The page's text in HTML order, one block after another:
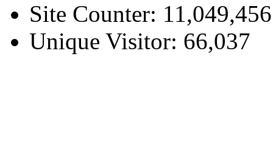
Site Counter: 11,049,456
Unique Visitor: 66,037